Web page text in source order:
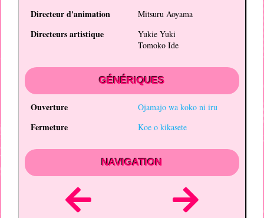
Directeur d'animation Mitsuru Aoyama
Directeurs artistique
Yukie Yuki
Tomoko Ide
GÉNÉRIQUES
Ouverture Ojamajo wa koko ni iru
Fermeture Koe o kikasete
NAVIGATION